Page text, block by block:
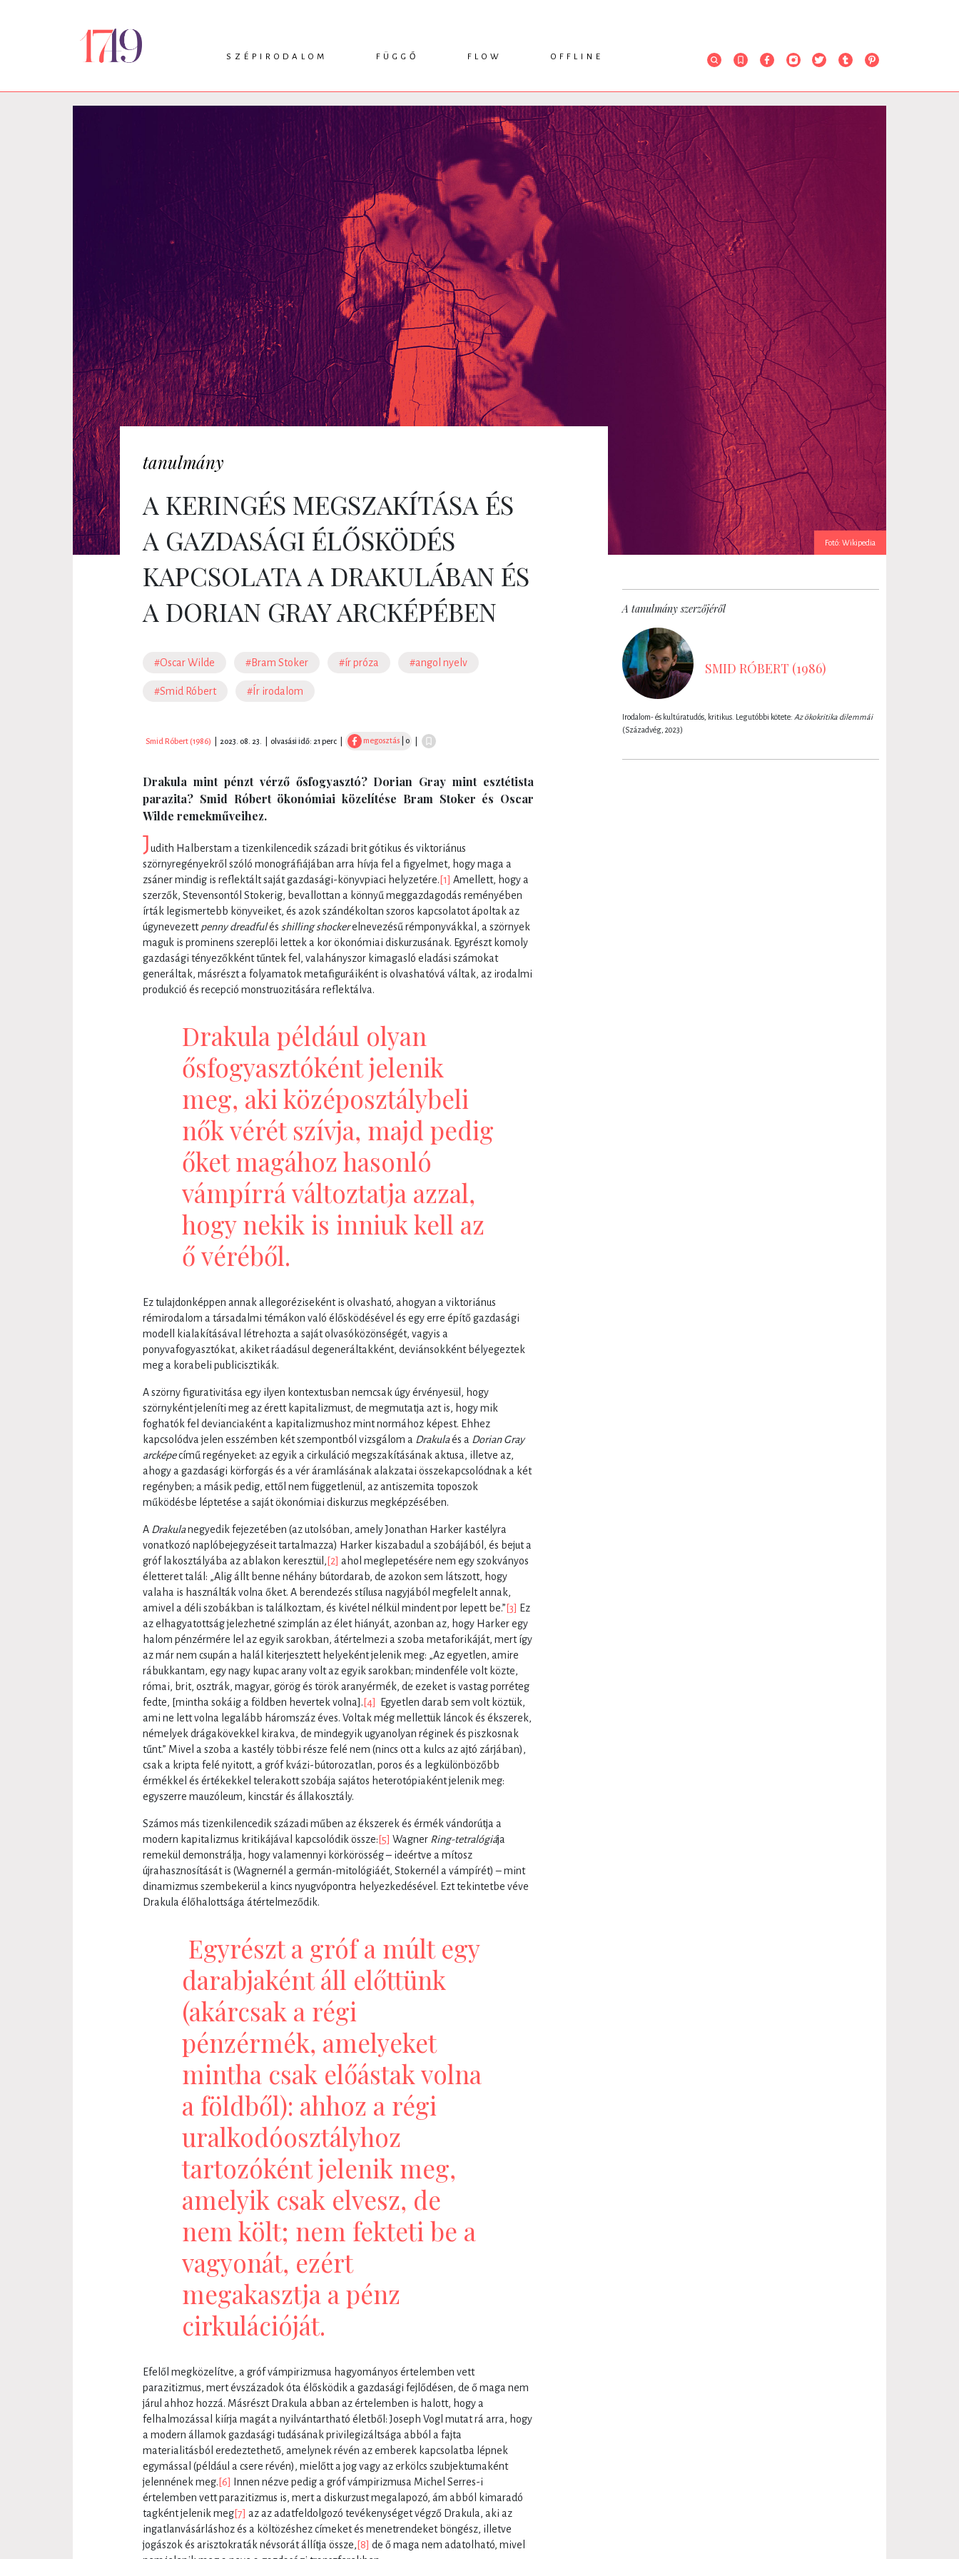
SZÉPIRODALOM
VERS
DRÁMA
FÜGGŐ
KRITIKA
PODCAST
FLOW
INTERJÚ
IKSZEK
TOPLISTA
OFFLINE
RENDEZVÉNYEK
Fotó: Wikipedia
tanulmány
A KERINGÉS MEGSZAKÍTÁSA ÉS
A GAZDASÁGI ÉLŐSKÖDÉS
KAPCSOLATA A DRAKULÁBAN ÉS
A DORIAN GRAY ARCKÉPÉBEN
#Oscar Wilde #Bram Stoker #ír próza #angol nyelv
#Smid Róbert #Ír irodalom
Smid Róbert (1986) 2023. 08. 23. olvasási idő: 21 perc megosztás | 0
Drakula mint pénzt vérző ősfogyasztó? Dorian Gray mint esztétista
parazita? Smid Róbert ökonómiai közelítése Bram Stoker és Oscar
Wilde remekműveihez.
Judith Halberstam a tizenkilencedik századi brit gótikus és viktoriánus
szörnyregényekről szóló monográfiájában arra hívja fel a figyelmet, hogy maga a
zsáner mindig is reflektált saját gazdasági-könyvpiaci helyzetére. [1] Amellett, hogy a
szerzők, Stevensontól Stokerig, bevallottan a könnyű meggazdagodás reményében
írták legismertebb könyveiket, és azok szándékoltan szoros kapcsolatot ápoltak az
úgynevezettpenny dreadfulés shilling shockerelnevezésű rémponyvákkal, a szörnyek
maguk is prominens szereplői lettek a kor ökonómiai diskurzusának. Egyrészt komoly
gazdasági tényezőkként tűntek fel, valahányszor kimagasló eladási számokat
generáltak, másrészt a folyamatok metafiguráiként is olvashatóvá váltak, az irodalmi
produkció és recepció monstruozitására reflektálva.
Drakula például olyan
ősfogyasztóként jelenik
meg, aki középosztálybeli
nők vérét szívja, majd pedig
őket magához hasonló
vámpírrá változtatja azzal,
hogy nekik is inniuk kell az
ő véréből.
Ez tulajdonképpen annak allegoréziseként is olvasható, ahogyan a viktoriánus
rémirodalom a társadalmi témákon való élősködésével és egy erre építő gazdasági
modell kialakításával létrehozta a saját olvasóközönségét, vagyis a
ponyvafogyasztókat, akiket ráadásul degeneráltakként, deviánsokként bélyegeztek
meg a korabeli publicisztikák.
A szörny figurativitása egy ilyen kontextusban nemcsak úgy érvényesül, hogy
szörnyként jeleníti meg az érett kapitalizmust, de megmutatja azt is, hogy mik
foghatók fel devianciaként a kapitalizmushoz mint normához képest. Ehhez
kapcsolódva jelen esszémben két szempontból vizsgálom a Drakulaés a Dorian Gray
arcképecímű regényeket: az egyik a cirkuláció megszakításának aktusa, illetve az,
ahogy a gazdasági körforgás és a vér áramlásának alakzatai összekapcsolódnak a két
regényben; a másik pedig, ettől nem függetlenül, az antiszemita toposzok
működésbe léptetése a saját ökonómiai diskurzus megképzésében.
A Drakulanegyedik fejezetében (az utolsóban, amely Jonathan Harker kastélyra
vonatkozó naplóbejegyzéseit tartalmazza) Harker kiszabadul a szobájából, és bejut a
gróf lakosztályába az ablakon keresztül, [2] ahol meglepetésére nem egy szokványos
életteret talál: „Alig állt benne néhány bútordarab, de azokon sem látszott, hogy
valaha is használták volna őket. A berendezés stílusa nagyjából megfelelt annak,
amivel a déli szobákban is találkoztam, és kivétel nélkül mindent por lepett be.” [3] Ez
az elhagyatottság jelezhetné szimplán az élet hiányát, azonban az, hogy Harker egy
halom pénzérmére lel az egyik sarokban, átértelmezi a szoba metaforikáját, mert így
az már nem csupán a halál kiterjesztett helyeként jelenik meg: „Az egyetlen, amire
rábukkantam, egy nagy kupac arany volt az egyik sarokban; mindenféle volt közte,
római, brit, osztrák, magyar, görög és török aranyérmék, de ezeket is vastag porréteg
fedte, [mintha sokáig a földben hevertek volna]. [4]
Egyetlen darab sem volt köztük,
ami ne lett volna legalább háromszáz éves. Voltak még mellettük láncok és ékszerek,
némelyek drágakövekkel kirakva, de mindegyik ugyanolyan réginek és piszkosnak
tűnt.” Mivel a szoba a kastély többi része felé nem (nincs ott a kulcs az ajtó zárjában),
csak a kripta felé nyitott, a gróf kvázi-bútorozatlan, poros és a legkülönbözőbb
érmékkel és értékekkel telerakott szobája sajátos heterotópiaként jelenik meg:
egyszerre mauzóleum, kincstár és állakosztály.
Számos más tizenkilencedik századi műben az ékszerek és érmék vándorútja a
modern kapitalizmus kritikájával kapcsolódik össze: [5] Wagner Ring-tetralógiája
remekül demonstrálja, hogy valamennyi körkörösség – ideértve a mítosz
újrahasznosítását is (Wagnernél a germán-mitológiáét, Stokernél a vámpírét) – mint
dinamizmus szembekerül a kincs nyugvópontra helyezkedésével. Ezt tekintetbe véve
Drakula élőhalottsága átértelmeződik.
Egyrészt a gróf a múlt egy
darabjaként áll előttünk
(akárcsak a régi
pénzérmék, amelyeket
mintha csak előástak volna
a földből): ahhoz a régi
uralkodóosztályhoz
tartozóként jelenik meg,
amelyik csak elvesz, de
nem költ; nem fekteti be a
vagyonát, ezért
megakasztja a pénz
cirkulációját.
Efelől megközelítve, a gróf vámpirizmusa hagyományos értelemben vett
parazitizmus, mert évszázadok óta élősködik a gazdasági fejlődésen, de ő maga nem
járul ahhoz hozzá. Másrészt Drakula abban az értelemben is halott, hogy a
felhalmozással kiírja magát a nyilvántartható életből: Joseph Vogl mutat rá arra, hogy
a modern államok gazdasági tudásának privilegizáltsága abból a fajta
materialitásból eredeztethető, amelynek révén az emberek kapcsolatba lépnek
egymással (például a csere révén), mielőtt a jog vagy az erkölcs szubjektumaként
jelennének meg. [6]
Innen nézve pedig a gróf vámpirizmusa Michel Serres-i
értelemben vett parazitizmus is, mert a diskurzust megalapozó, ám abból kimaradó
tagként jelenik meg[7] az az adatfeldolgozó tevékenységet végző Drakula, aki az
ingatlanvásárláshoz és a költözéshez címeket és menetrendeket böngész, illetve
jogászok és arisztokraták névsorát állítja össze, [8] de ő maga nem adatolható, mivel
A tanulmány szerzőjéről
SMID RÓBERT (1986)
Irodalom- és kultúratudós, kritikus. Legutóbbi kötete: Az ökokritika dilemmái
(Századvég, 2023)